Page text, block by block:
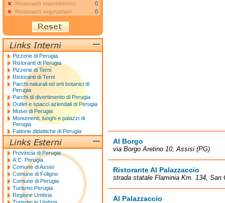
Al Borgo
via Borgo Aretino 10, Assisi (PG)
Ristorante Al Palazzaccio
strada statale Flaminia Km. 134, San
Al Palazzaccio
Ristoranti macrobiotici
0
Ristoranti vegetariani
0
Pizzerie di Perugia
Ristoranti di Perugia
Pizzerie di Terni
Ristoranti di Terni
Parchi naturali ed orti botanici di
Perugia
Parchi di divertimento di Perugia
Outlet e spacci aziendali di Perugia
Musei di Perugia
Monumenti, luoghi e palazzi di
Perugia
Fattorie didattiche di Perugia
Provincia di Perugia
A.C. Perugia
Comune di Assisi
Comune di Foligno
Comune di Perugia
Turismo Perugia
Regione Umbria